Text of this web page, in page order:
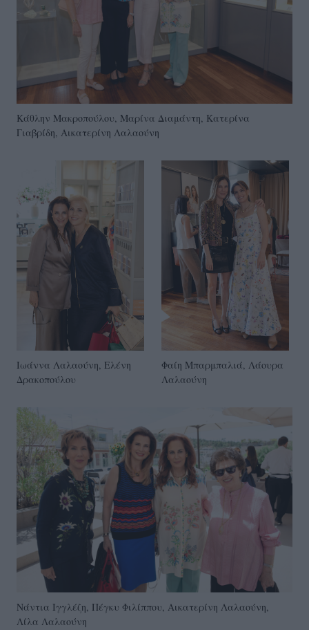
Κάθλην Μακροπούλου, Μαρίνα Διαμάντη, Κατερίνα
Γιαβρίδη, Αικατερίνη Λαλαούνη
Ιωάννα Λαλαούνη, Ελένη
Δρακοπούλου
Φαίη Μπαρμπαλιά, Λάουρα
Λαλαούνη
Νάντια Ιγγλέζη, Πέγκυ Φιλίππου, Αικατερίνη Λαλαούνη,
Λίλα Λαλαούνη